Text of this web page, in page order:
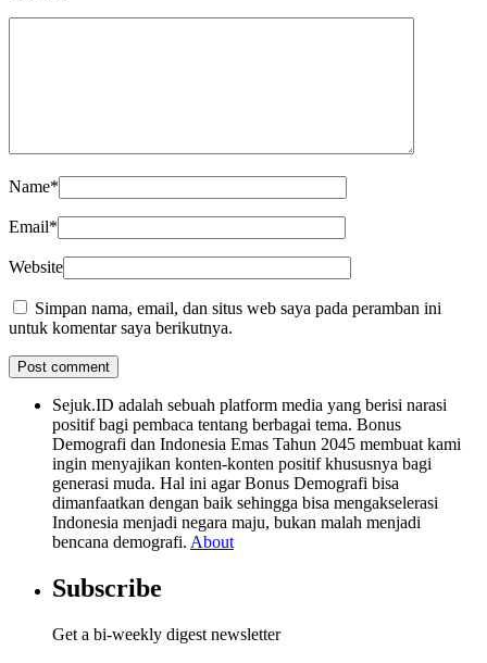
Name*
Email*
Website
Simpan nama, email, dan situs web saya pada peramban ini
untuk komentar saya berikutnya.
Sejuk.ID adalah sebuah platform media yang berisi narasi
positif bagi pembaca tentang berbagai tema. Bonus
Demografi dan Indonesia Emas Tahun 2045 membuat kami
ingin menyajikan konten-konten positif khususnya bagi
generasi muda. Hal ini agar Bonus Demografi bisa
dimanfaatkan dengan baik sehingga bisa mengakselerasi
Indonesia menjadi negara maju, bukan malah menjadi
bencana demografi. About
Subscribe
Get a bi-weekly digest newsletter